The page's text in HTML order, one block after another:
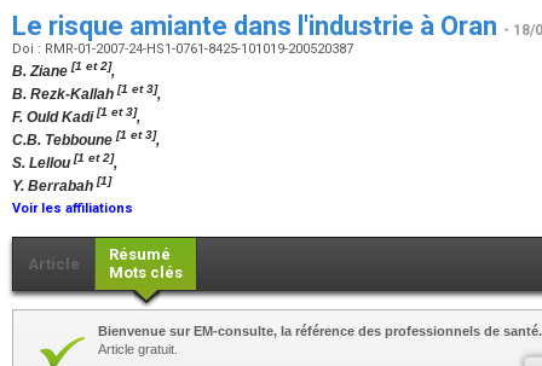
Le risque amiante dans l'industrie à Oran - 18/
Doi : RMR-01-2007-24-HS1-0761-8425-101019-200520387
B. Ziane [1 et 2],
B. Rezk-Kallah [1 et 3],
F. Ould Kadi[1 et 3],
C.B. Tebboune [1 et 3],
S. Lellou [1 et 2],
Y. Berrabah [1]
Voir les affiliations
Article
Résumé
Mots clés
Bienvenue sur EM-consulte, la référence des professionnels de santé.
Article gratuit.